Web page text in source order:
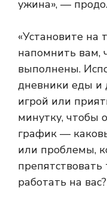
ужина», —
«Установите на
напомнить вам,
выполнены.
дневники еды и
игрой или
минутку, чтобы
график —
или проблемы,
препятствовать
работать на